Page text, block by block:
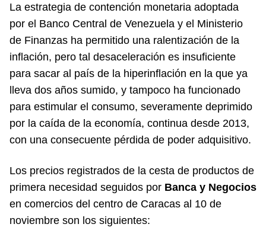
La estrategia de contención monetaria adoptada
por el Banco Central de Venezuela y el Ministerio
de Finanzas ha permitido una ralentización de la
inflación, pero tal desaceleración es insuficiente
para sacar al país de la hiperinflación en la que ya
lleva dos años sumido, y tampoco ha funcionado
para estimular el consumo, severamente deprimido
por la caída de la economía, continua desde 2013,
con una consecuente pérdida de poder adquisitivo.
Los precios registrados de la cesta de productos de
primera necesidad seguidos por Banca y Negocios
en comercios del centro de Caracas al 10 de
noviembre son los siguientes: